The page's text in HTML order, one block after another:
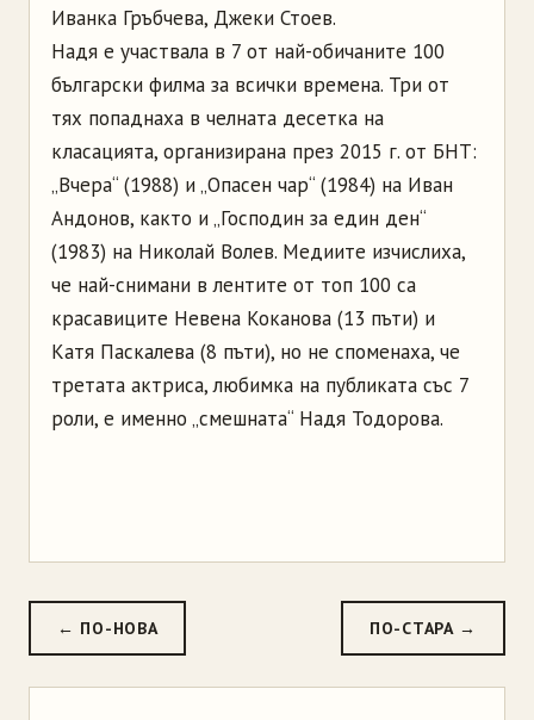
Иванка Гръбчева, Джеки Стоев.
Надя е участвала в 7 от най-обичаните 100
български филма за всички времена. Три от
тях попаднаха в челната десетка на
класацията, организирана през 2015 г. от БНТ:
„Вчера“ (1988) и „Опасен чар“ (1984) на Иван
Андонов, както и „Господин за един ден“
(1983) на Николай Волев. Медиите изчислиха,
че най-снимани в лентите от топ 100 са
красавиците Невена Коканова (13 пъти) и
Катя Паскалева (8 пъти), но не споменаха, че
третата актриса, любимка на публиката със 7
роли, е именно „смешната“ Надя Тодорова.
← ПО-НОВА ПО-СТАРА →